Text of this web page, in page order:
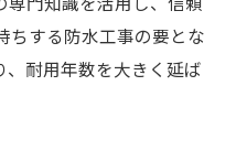
法選択
防水技術
工方法
ちする防水工事の要とな
、耐用年数を大きく延ば